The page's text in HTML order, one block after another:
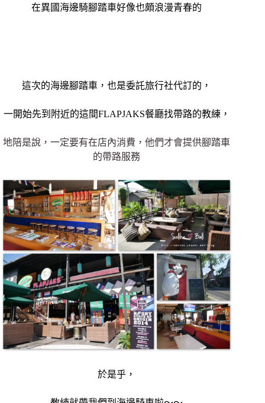
在異國海邊騎腳踏車好像也頗浪漫青春的
這次的海邊腳踏車，也是委託旅行社代訂的，
一開始先到附近的這間FLAPJAKS餐廳找帶路的教練，
地陪是說，一定要有在店內消費，他們才會提供腳踏車
的帶路服務
於是乎，